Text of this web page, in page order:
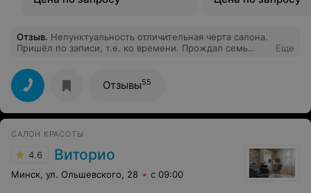
Отзыв. Непунктуальность отличительная черта салона.
Пришёл по записи, т.е. ко времени. Прождал семь
мастер?", получил ответ "Мастер работает. Ждите."
Никаких извинений, клиентов много, а салон один. В
общем конторке придётся обходиться без моих денег.
Потенциальным клиентам не рекомендую.
Еще
Отзывы55
САЛОН КРАСОТЫ
4.6 Виторио
Минск, ул. Ольшевского, 28 с 09:00